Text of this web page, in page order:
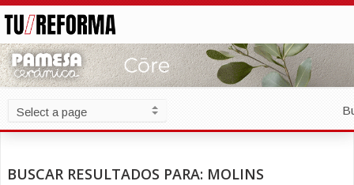
BUSCAR RESULTADOS PARA: MOLINS